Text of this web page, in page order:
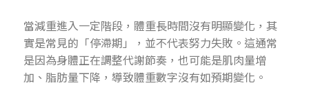
當減重進入一定階段，體重長時間沒有明顯變化，其
實是常見的「停滯期」，並不代表努力失敗。這通常
是因為身體正在調整代謝節奏，也可能是肌肉量增
加、脂肪量下降，導致體重數字沒有如預期變化。